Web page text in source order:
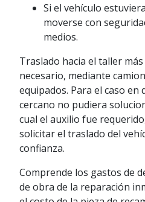
Si el vehículo
moverse con
medios.
Traslado hacia el taller
necesario, mediante
equipados. Para el caso en
cercano no pudiera
cual el auxilio fue
solicitar el traslado del
confianza.
Comprende los gastos de
de obra de la reparación